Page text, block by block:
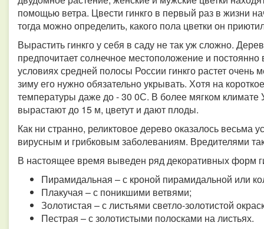
помощью ветра. Цвести гинкго в первый раз в жизни
тогда можно определить, какого пола цветки он
Вырастить гинкго у себя в саду не так уж сложно.
предпочитает солнечное местоположение и
условиях средней полосы России гинкго растет
зиму его нужно обязательно укрывать. Хотя на
температуры даже до - 30 0С. В более мягком климате
вырастают до 15 м, цветут и дают плоды.
Как ни странно, реликтовое дерево оказалось
вирусным и грибковым заболеваниям. Вредителями
В настоящее время выведен ряд декоративных форм
Пирамидальная – с кроной пирамидальной или
Плакучая – с поникшими ветвями;
Золотистая – с листьями светло-золотистой
Пестрая – с золотистыми полосками на листьях.